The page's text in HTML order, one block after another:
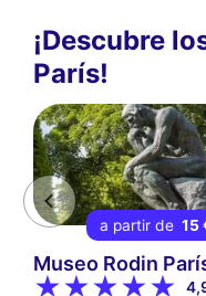
¡Descubre
París!
a partir de 15
Museo Rodin